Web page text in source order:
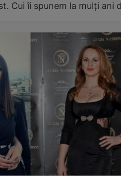
Cui îi spunem la mulți ani